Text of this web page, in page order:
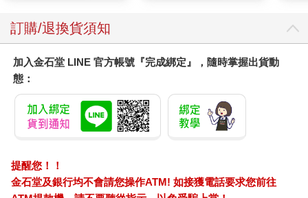
「玩家」的身分，重新為了生活而去生活。
至不得不說，《The Earth》絕對是款 3A 巨作。 所以身在遊戲中
的我們都是非常幸運的，尤其抽中台灣，要知道以全球新生兒數
量來說，出生在台灣可是極度稀有的千分之一。
想像在我正式登入遊戲前，旁白應該是這麼說的……
「您在《The Earth》前生表現良好，創世神賦予您篩選今世角色
的權利，請從以下 200 餘個國家選項中，篩選您理想中的 10 個
出生地，並點擊命運輪盤。」
訂購/退換貨須知
加入金石堂 LINE 官方帳號『完成綁定』，隨時掌握出貨動
態：
提醒您！！
金石堂及銀行均不會請您操作ATM! 如接獲電話要求您前往